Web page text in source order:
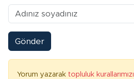
Gönder
Yorum yazarak topluluk kurallarımızı